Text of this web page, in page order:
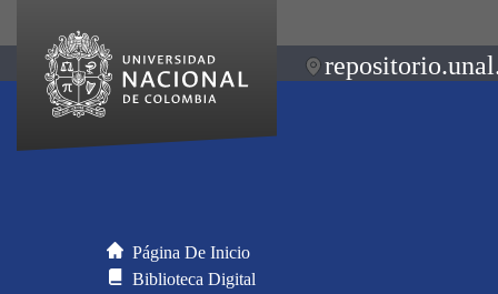
Página De Inicio
Biblioteca Digital